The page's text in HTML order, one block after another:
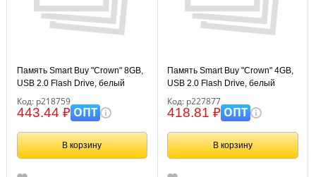
Память Smart Buy "Crown" 8GB,
USB 2.0 Flash Drive, белый
Код: р218759
443.44 ₽ОПТ
В корзину
Память Smart Buy "Crown" 4GB,
USB 2.0 Flash Drive, белый
Код: р227877
418.81 ₽ОПТ
В корзину